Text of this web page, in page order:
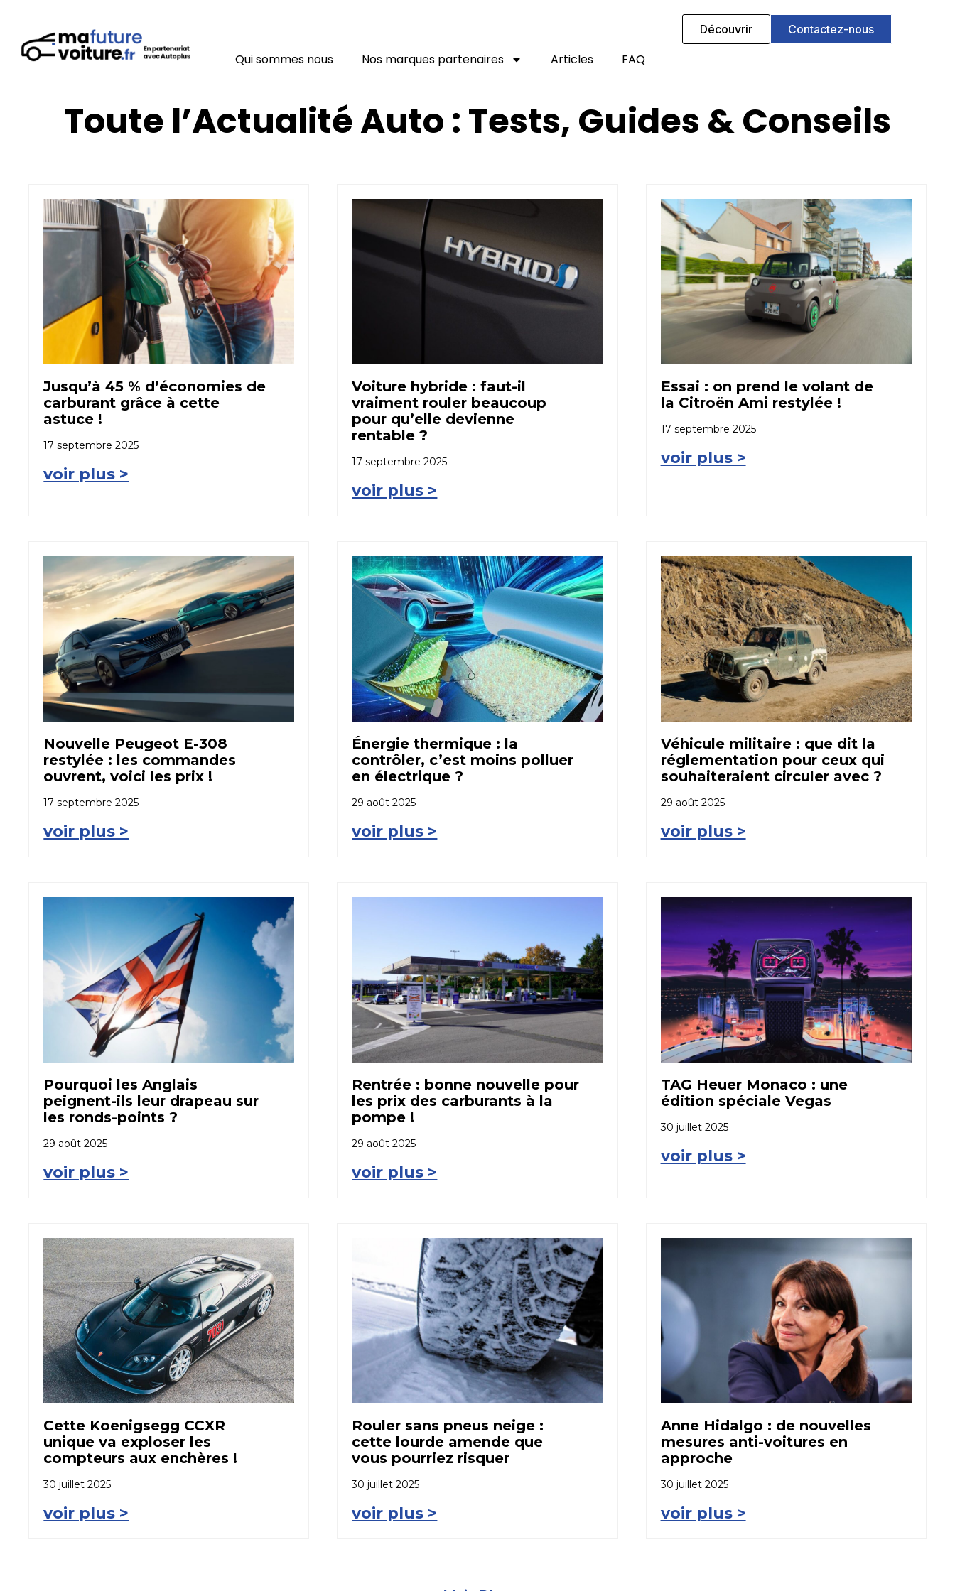
Qui sommes nous Nos marques partenaires Articles FAQ
Découvrir Contactez-nous
Toute l’Actualité Auto : Tests, Guides & Conseils
Jusqu’à 45 % d’économies de
carburant grâce à cette
astuce !
17 septembre 2025
voir plus >
Voiture hybride : faut-il
vraiment rouler beaucoup
pour qu’elle devienne
rentable ?
17 septembre 2025
voir plus >
Essai : on prend le volant de
la Citroën Ami restylée !
17 septembre 2025
voir plus >
Nouvelle Peugeot E-308
restylée : les commandes
ouvrent, voici les prix !
17 septembre 2025
voir plus >
Énergie thermique : la
contrôler, c’est moins polluer
en électrique ?
29 août 2025
voir plus >
Véhicule militaire : que dit la
réglementation pour ceux qui
souhaiteraient circuler avec ?
29 août 2025
voir plus >
Pourquoi les Anglais
peignent-ils leur drapeau sur
les ronds-points ?
29 août 2025
voir plus >
Rentrée : bonne nouvelle pour
les prix des carburants à la
pompe !
29 août 2025
voir plus >
TAG Heuer Monaco : une
édition spéciale Vegas
30 juillet 2025
voir plus >
Cette Koenigsegg CCXR
unique va exploser les
compteurs aux enchères !
30 juillet 2025
voir plus >
Rouler sans pneus neige :
cette lourde amende que
vous pourriez risquer
30 juillet 2025
voir plus >
Anne Hidalgo : de nouvelles
mesures anti-voitures en
approche
30 juillet 2025
voir plus >